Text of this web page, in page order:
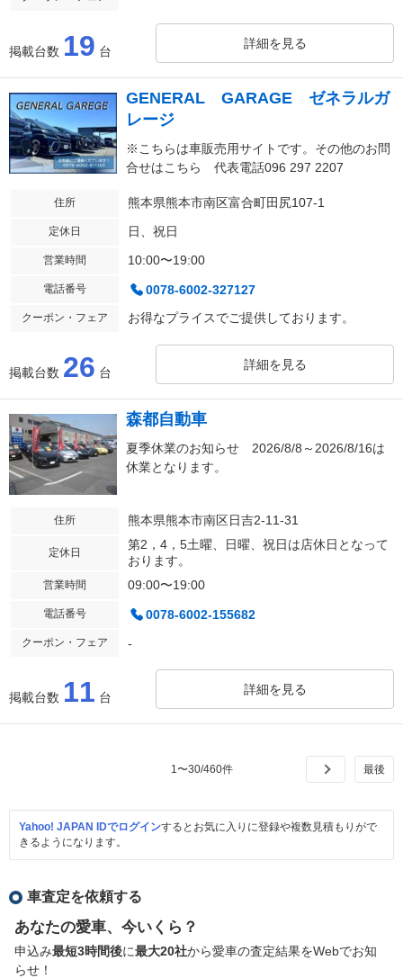
掲載台数 19 台
詳細を見る
GENERAL GARAGE ゼネラルガ
レージ
※こちらは車販売用サイトです。その他のお問
合せはこちら 代表電話096 297 2207
住所 熊本県熊本市南区富合町田尻107-1
定休日 日、祝日
営業時間 10:00〜19:00
電話番号 0078-6002-327127
クーポン・フェア お得なプライスでご提供しております。
掲載台数 26 台
詳細を見る
森都自動車
夏季休業のお知らせ 2026/8/8～2026/8/16は
休業となります。
住所 熊本県熊本市南区日吉2-11-31
定休日
第2，4，5土曜、日曜、祝日は店休日となって
おります。
営業時間 09:00〜19:00
電話番号 0078-6002-155682
クーポン・フェア -
掲載台数 11 台
詳細を見る
1 〜30/460件
Yahoo! JAPAN IDでログインするとお気に入りに登録や複数見積もりがで
きるようになります。
車査定を依頼する
あなたの愛車、今いくら？
申込み最短3時間後に最大20社から愛車の査定結果をWebでお知
らせ！